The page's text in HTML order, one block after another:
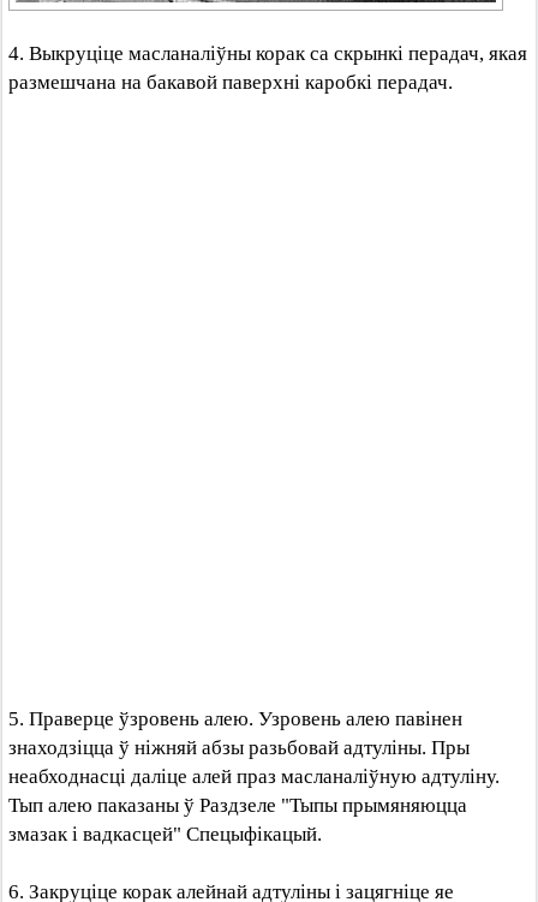
4. Выкруціце масланаліўны корак са скрынкі перадач, якая
размешчана на бакавой паверхні каробкі перадач.
5. Праверце ўзровень алею. Узровень алею павінен
знаходзіцца ў ніжняй абзы разьбовай адтуліны. Пры
неабходнасці даліце алей праз масланаліўную адтуліну.
Тып алею паказаны ў Раздзеле "Тыпы прымяняюцца
змазак і вадкасцей" Спецыфікацый.
6. Закруціце корак алейнай адтуліны і зацягніце яе